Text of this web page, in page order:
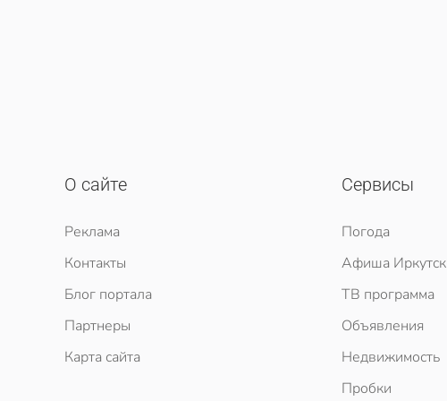
О сайте
Реклама
Контакты
Блог портала
Партнеры
Карта сайта
Сервисы
Погода
Афиша Иркутск
ТВ программа
Объявления
Недвижимость
Пробки